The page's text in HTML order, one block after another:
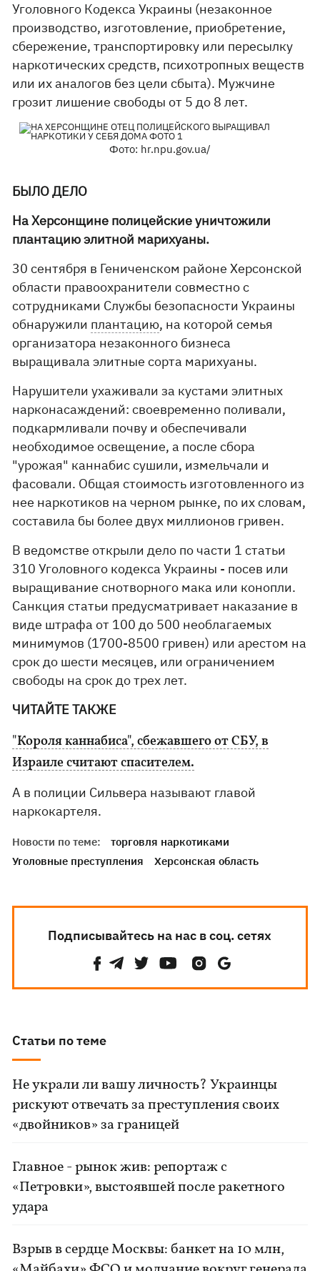
Уголовного Кодекса Украины (незаконное
производство, изготовление, приобретение,
сбережение, транспортировку или пересылку
наркотических средств, психотропных веществ
или их аналогов без цели сбыта). Мужчине
грозит лишение свободы от 5 до 8 лет.
Фото: hr.npu.gov.ua/
БЫЛО ДЕЛО
На Херсонщине полицейские уничтожили
плантацию элитной марихуаны.
30 сентября в Гениченском районе Херсонской
области правоохранители совместно с
сотрудниками Службы безопасности Украины
обнаружили плантацию, на которой семья
организатора незаконного бизнеса
выращивала элитные сорта марихуаны.
Нарушители ухаживали за кустами элитных
нарконасаждений: своевременно поливали,
подкармливали почву и обеспечивали
необходимое освещение, а после сбора
"урожая" каннабис сушили, измельчали и
фасовали. Общая стоимость изготовленного из
нее наркотиков на черном рынке, по их словам,
составила бы более двух миллионов гривен.
В ведомстве открыли дело по части 1 статьи
310 Уголовного кодекса Украины - посев или
выращивание снотворного мака или конопли.
Санкция статьи предусматривает наказание в
виде штрафа от 100 до 500 необлагаемых
минимумов (1700-8500 гривен) или арестом на
срок до шести месяцев, или ограничением
свободы на срок до трех лет.
ЧИТАЙТЕ ТАКЖЕ
"Короля каннабиса", сбежавшего от СБУ, в
Израиле считают спасителем.
А в полиции Сильвера называют главой
наркокартеля.
Новости по теме:
торговля наркотиками
Уголовные преступления
Херсонская область
Подписывайтесь на нас в соц. сетях
Статьи по теме
Не украли ли вашу личность? Украинцы
рискуют отвечать за преступления своих
«двойников» за границей
Главное - рынок жив: репортаж с
«Петровки», выстоявшей после ракетного
удара
Взрыв в сердце Москвы: банкет на 10 млн,